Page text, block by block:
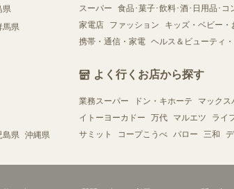
県
馬県
島県 沖縄県
スーパー
食品･菓子･飲料･酒･日用品･コ
家電店
ファッション
キッズ・ベビー・
携帯・通信・家電 ヘルス＆ビューティ
よく行くお店から探す
業務スーパー ドン・キホーテ
マックス
イトーヨーカドー
万代 マルエツ
ライ
サミット
コープこうべ バロー 三和